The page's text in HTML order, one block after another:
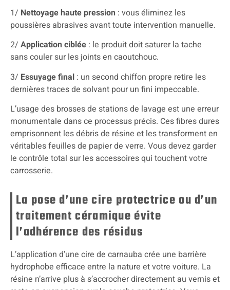
1/ Nettoyage haute pression : vous éliminez les
poussières abrasives avant toute intervention manuelle.
2/ Application ciblée : le produit doit saturer la tache
sans couler sur les joints en caoutchouc.
3/ Essuyage final : un second chiffon propre retire les
dernières traces de solvant pour un fini impeccable.
L’usage des brosses de stations de lavage est une erreur
monumentale dans ce processus précis. Ces fibres dures
emprisonnent les débris de résine et les transforment en
véritables feuilles de papier de verre. Vous devez garder
le contrôle total sur les accessoires qui touchent votre
carrosserie.
La pose d’une cire protectrice ou d’un
traitement céramique évite
l’adhérence des résidus
L’application d’une cire de carnauba crée une barrière
hydrophobe efficace entre la nature et votre voiture. La
résine n’arrive plus à s’accrocher directement au vernis et